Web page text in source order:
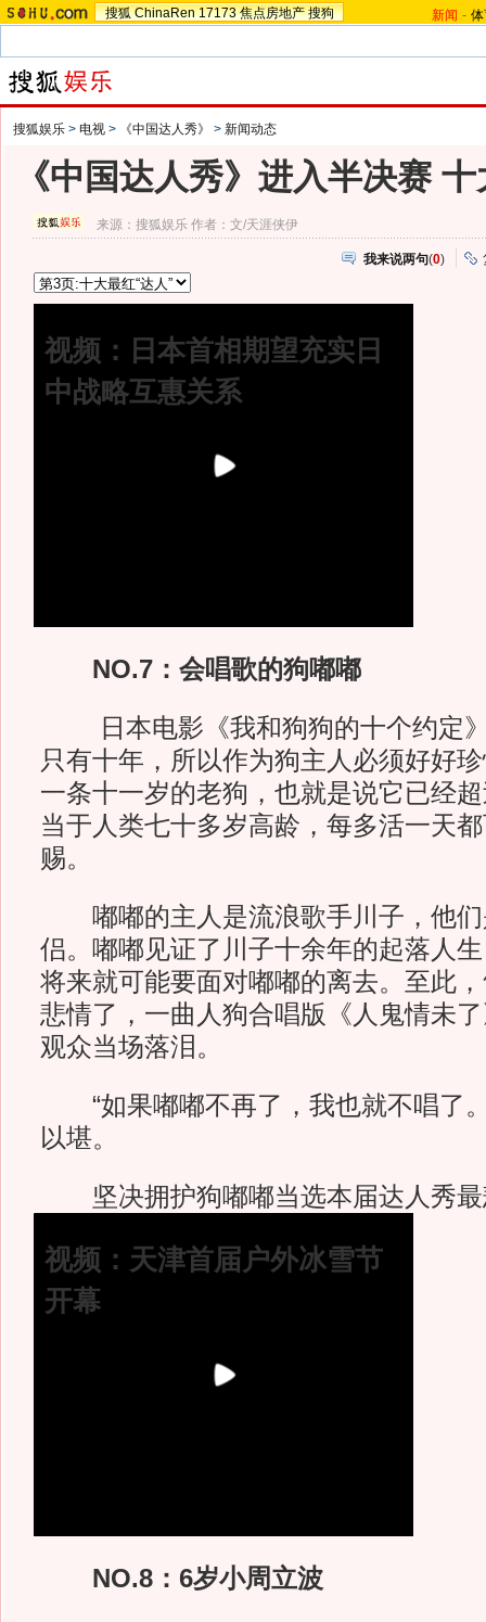
搜狐 ChinaRen 17173 焦点房地产 搜狗 新闻 -
搜狐娱乐 > 电视 > 《中国达人秀》 > 新闻动态
《中国达人秀》进入半决赛
来源：搜狐娱乐 作者：文/天涯侠伊
我来说两句(0)
视频：日本首相期望充实日
中战略互惠关系
NO.7：会唱歌的狗嘟嘟
日本电影《我和狗狗的十个约定》
只有十年，所以作为狗主人必须好好
一条十一岁的老狗，也就是说它已经
当于人类七十多岁高龄，每多活一天
赐。
嘟嘟的主人是流浪歌手川子，他们
侣。嘟嘟见证了川子十余年的起落人
将来就可能要面对嘟嘟的离去。至此
悲情了，一曲人狗合唱版《人鬼情未
观众当场落泪。
“如果嘟嘟不再了，我也就不唱了
以堪。
坚决拥护狗嘟嘟当选本届达人秀最
视频：天津首届户外冰雪节
开幕
NO.8：6岁小周立波